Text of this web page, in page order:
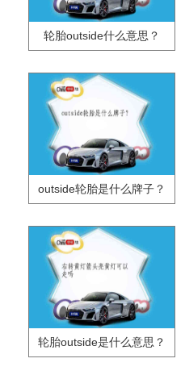
轮胎outside什么意思？
outside轮胎是什么牌子？
轮胎outside是什么意思？